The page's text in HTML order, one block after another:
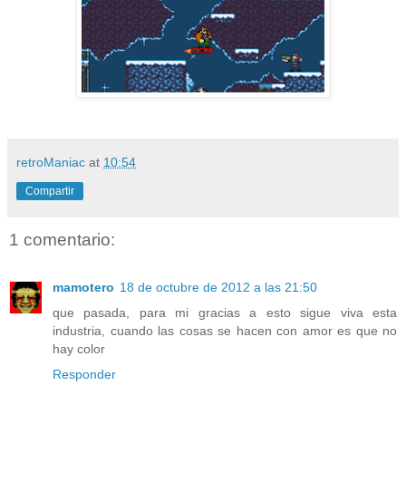
retroManiac at 10:54
Compartir
1 comentario:
mamotero 18 de octubre de 2012 a las 21:50
que pasada, para mi gracias a esto sigue viva esta
industria, cuando las cosas se hacen con amor es que no
hay color
Responder